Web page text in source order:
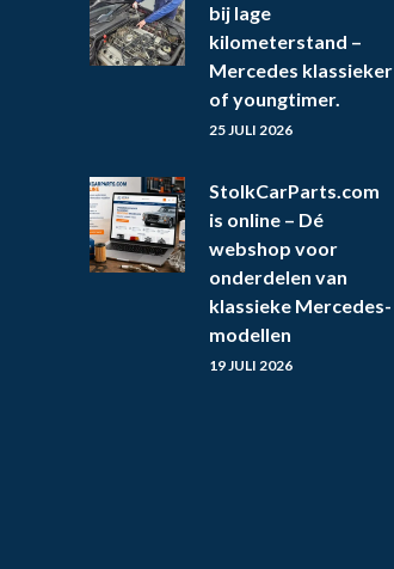
bij lage
kilometerstand –
Mercedes klassieker
of youngtimer.
25 JULI 2026
StolkCarParts.com
is online – Dé
webshop voor
onderdelen van
klassieke Mercedes-
modellen
19 JULI 2026